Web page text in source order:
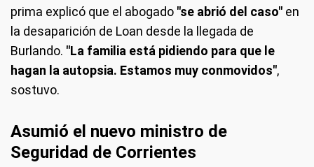
prima explicó que el abogado "se abrió del caso" en
la desaparición de Loan desde la llegada de
Burlando. "La familia está pidiendo para que le
hagan la autopsia. Estamos muy conmovidos",
sostuvo.
Asumió el nuevo ministro de
Seguridad de Corrientes